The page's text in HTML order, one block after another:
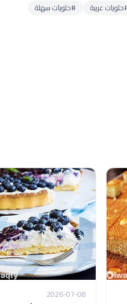
عربية #حلويات سهلة
2026-07-08